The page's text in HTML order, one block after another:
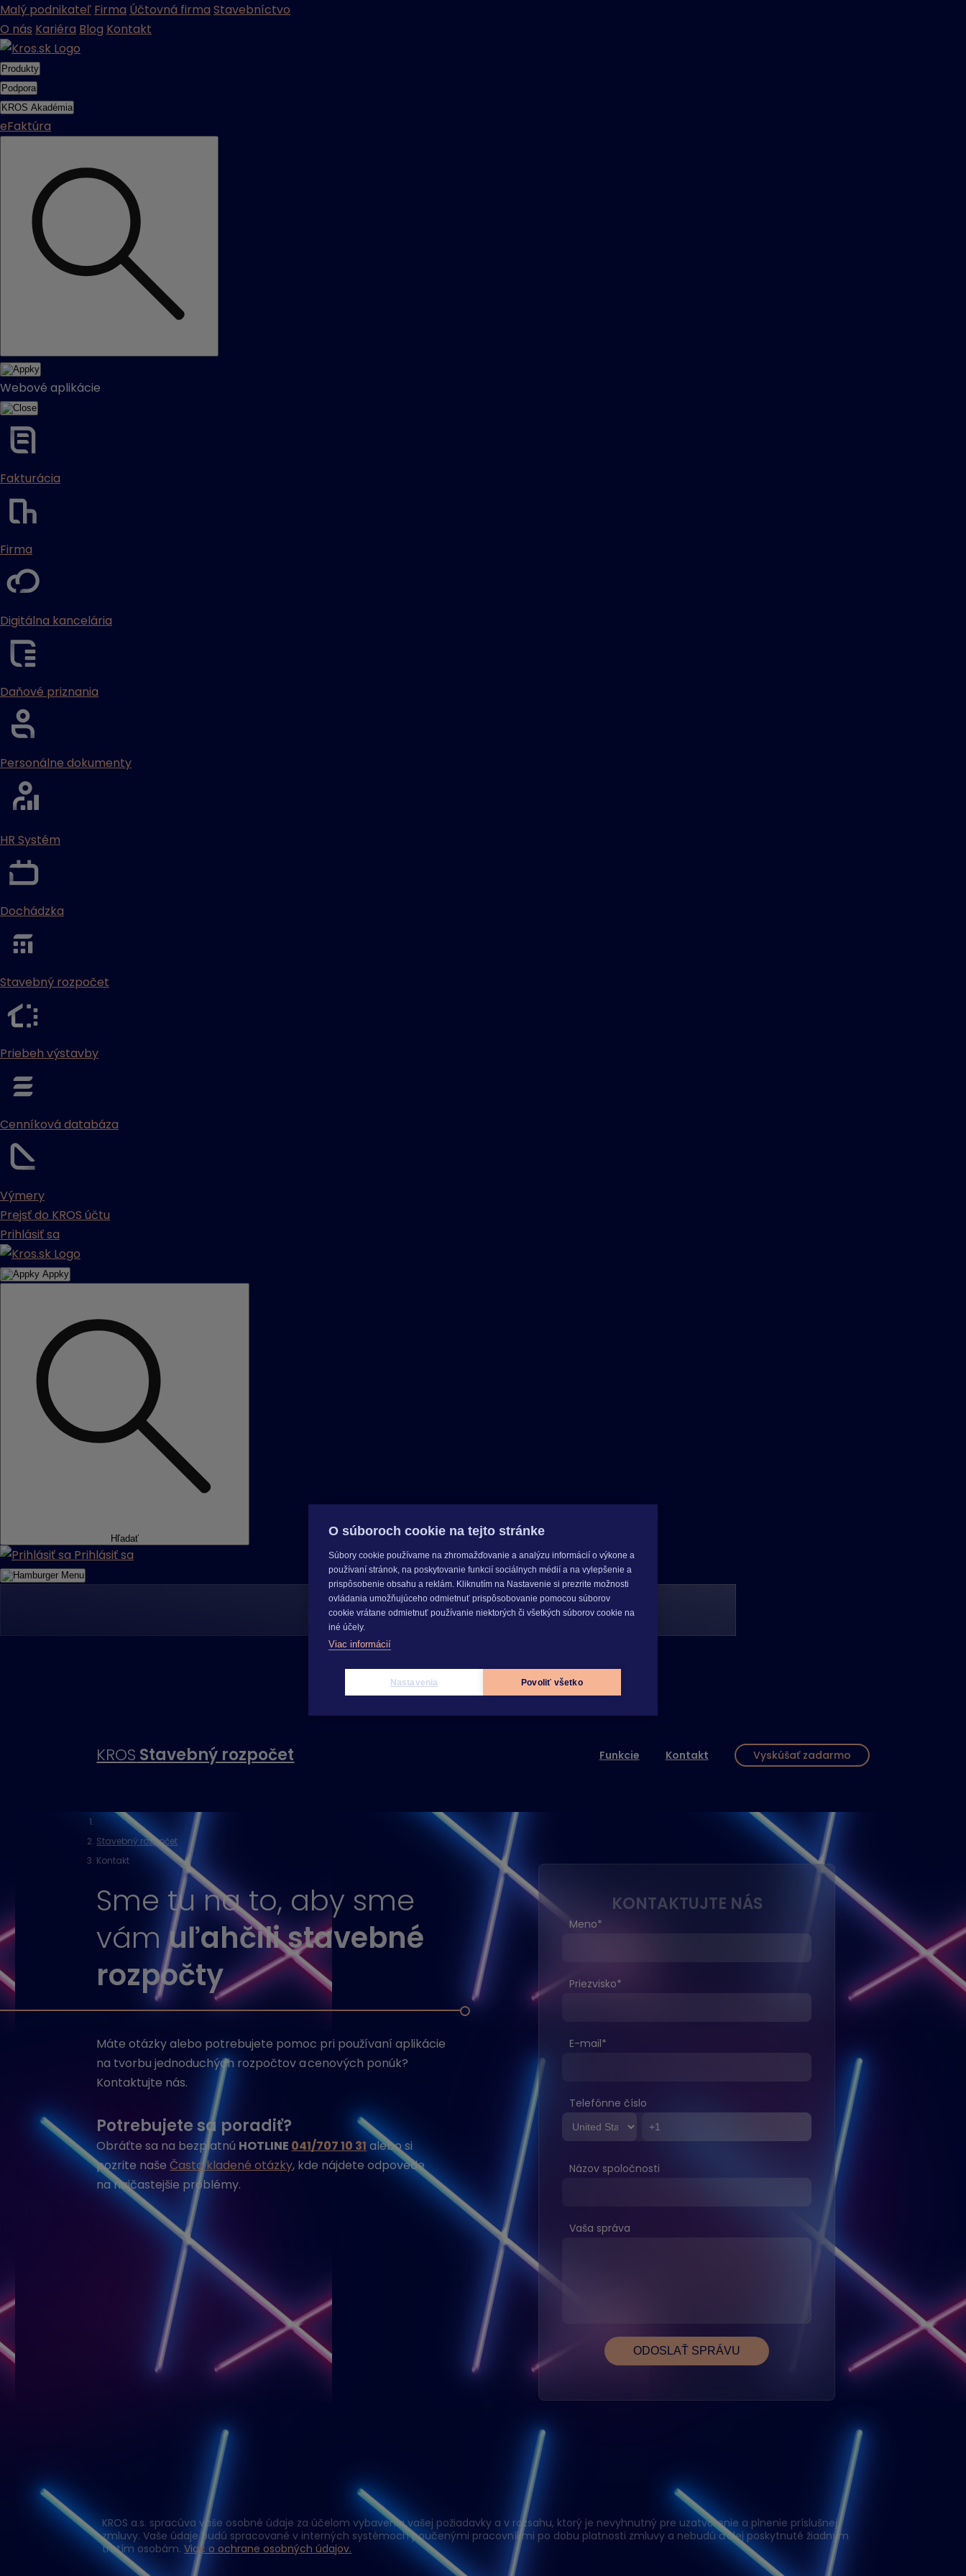
Malý podnikateľ Firma Účtovná firma Stavebníctvo
O nás Kariéra Blog Kontakt
Produkty
Podpora
KROS Akadémia
eFaktúra
Webové aplikácie
Fakturácia
Firma
Digitálna kancelária
Daňové priznania
Personálne dokumenty
HR Systém
Dochádzka
Stavebný rozpočet
Priebeh výstavby
Cenníková databáza
Výmery
Prejsť do KROS účtu
Prihlásiť sa
Appky
Hľadať
Prihlásiť sa
Menu
KROS Stavebný rozpočet Funkcie Kontakt Vyskúšať zadarmo
Stavebný rozpočet
Kontakt
Sme tu na to, aby sme
vámuľahčili stavebné
rozpočty
Máte otázky alebo potrebujete pomoc pri používaní aplikácie
na tvorbu jednoduchých rozpočtov a cenových ponúk?
Kontaktujte nás.
Potrebujete sa poradiť?
Obráťte sa na bezplatnú HOTLINE 041/707 10 31alebo si
pozrite našeČasto kladené otázky, kde nájdete odpovede
na najčastejšie problémy.
KONTAKTUJTE NÁS
Meno*
Priezvisko*
E-mail*
Telefónne číslo
Názov spoločnosti
Vaša správa
KROS a.s. spracúva vaše osobné údaje za účelom vybavenia vašej požiadavky a v rozsahu, ktorý je nevyhnutný pre uzatvorenie a plnenie príslušnej
zmluvy. Vaše údaje budú spracované v interných systémoch poučenými pracovníkmi po dobu platnosti zmluvy a nebudú ďalej poskytnuté žiadnym
tretím osobám.Viac o ochrane osobných údajov.
O súboroch cookie na tejto stránke
Súbory cookie používame na zhromažďovanie a analýzu informácií o výkone a
používaní stránok, na poskytovanie funkcií sociálnych médií a na vylepšenie a
prispôsobenie obsahu a reklám. Kliknutím na Nastavenie si prezrite možnosti
ovládania umožňujúceho odmietnuť prispôsobovanie pomocou súborov
cookie vrátane odmietnuť používanie niektorých či všetkých súborov cookie na
iné účely.
Viac informácií
Nastavenia Povoliť všetko